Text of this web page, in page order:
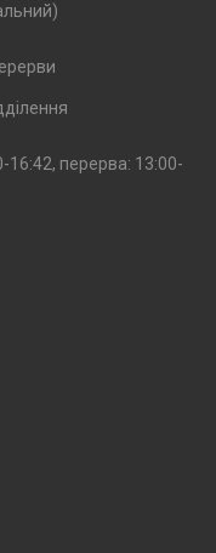
16:42, перерва: 13:00-